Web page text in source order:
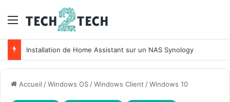
Menu
Installation de Home Assistant sur un NAS Synology
Accueil /Windows OS/Windows Client /Windows 10